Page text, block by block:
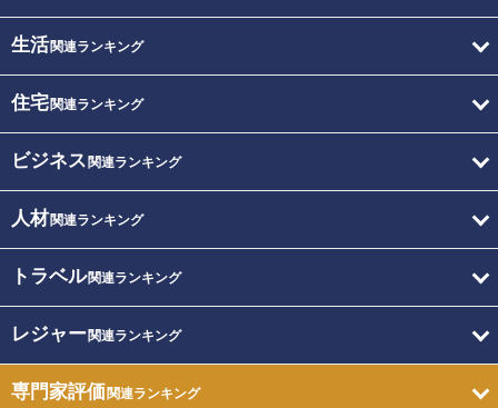
生活関連ランキング
住宅関連ランキング
ビジネス 関連ランキング
人材関連ランキング
トラベル関連ランキング
レジャー関連ランキング
専門家評価関連ランキング